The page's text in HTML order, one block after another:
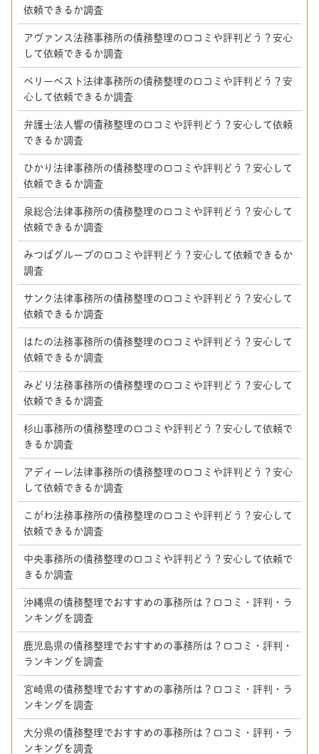
依頼できるか調査
アヴァンス法務事務所の債務整理の口コミや評判どう？安心
して依頼できるか調査
ベリーベスト法律事務所の債務整理の口コミや評判どう？安
心して依頼できるか調査
弁護士法人響の債務整理の口コミや評判どう？安心して依頼
できるか調査
ひかり法律事務所の債務整理の口コミや評判どう？安心して
依頼できるか調査
泉総合法律事務所の債務整理の口コミや評判どう？安心して
依頼できるか調査
みつばグループの口コミや評判どう？安心して依頼できるか
調査
サンク法律事務所の債務整理の口コミや評判どう？安心して
依頼できるか調査
はたの法務事務所の債務整理の口コミや評判どう？安心して
依頼できるか調査
みどり法務事務所の債務整理の口コミや評判どう？安心して
依頼できるか調査
杉山事務所の債務整理の口コミや評判どう？安心して依頼で
きるか調査
アディーレ法律事務所の債務整理の口コミや評判どう？安心
して依頼できるか調査
こがわ法務事務所の債務整理の口コミや評判どう？安心して
依頼できるか調査
中央事務所の債務整理の口コミや評判どう？安心して依頼で
きるか調査
沖縄県の債務整理でおすすめの事務所は？口コミ・評判・ラ
ンキングを調査
鹿児島県の債務整理でおすすめの事務所は？口コミ・評判・
ランキングを調査
宮崎県の債務整理でおすすめの事務所は？口コミ・評判・ラ
ンキングを調査
大分県の債務整理でおすすめの事務所は？口コミ・評判・ラ
ンキングを調査